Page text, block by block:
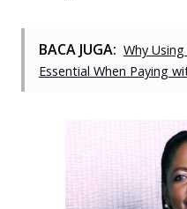
BACA JUGA: Why
Essential When Paying